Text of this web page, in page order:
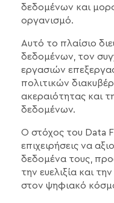
δεδομένων και
οργανισμό.
Αυτό το πλαίσιο
δεδομένων, τον
εργασιών
πολιτικών
ακεραιότητας και
δεδομένων.
Ο στόχος του Data
επιχειρήσεις να
δεδομένα τους,
την ευελιξία και
στον ψηφιακό